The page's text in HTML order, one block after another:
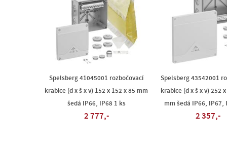
Spelsberg 41045001 rozbočovací
krabice (d x š x v) 152 x 152 x 85 mm
šedá IP66, IP68 1 ks
2 777,-
Spelsberg 43542001
krabice (d x š x v) 252
mm šedá IP66, IP67,
2 357,-